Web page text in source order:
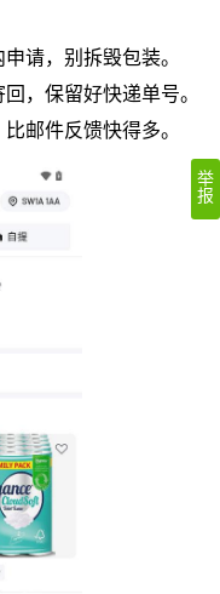
请，别拆毁包装。
，保留好快递单号。
邮件反馈快得多。
举
报